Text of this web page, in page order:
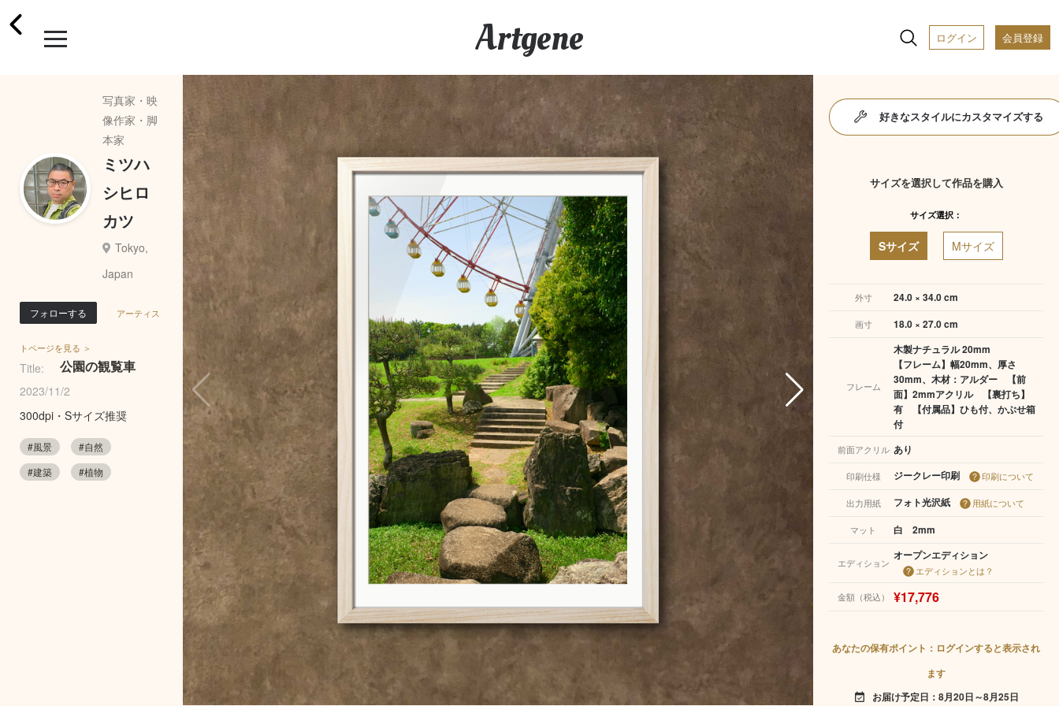
Artgene ログイン 会員登録
写真家・映
像作家・脚
本家
ミツハ
シヒロ
カツ
Tokyo,
Japan
フォローする アーティス
トページを見る ＞
Title: 公園の観覧車
2023/11/2
300dpi・Sサイズ推奨
#風景
#自然
#建築
#植物
好きなスタイルにカスタマイズする
サイズを選択して作品を購入
サイズ選択：
Sサイズ Mサイズ
外寸 24.0 × 34.0 cm
画寸 18.0 × 27.0 cm
フレーム
木製ナチュラル 20mm
【フレーム】幅20mm、厚さ
30mm、木材：アルダー 【前
面】2mmアクリル 【裏打ち】
有 【付属品】ひも付、かぶせ箱
付
前面アクリル あり
印刷仕様 ジークレー印刷 印刷について
出力用紙 フォト光沢紙 用紙について
マット 白 2mm
エディション
オープンエディション
エディションとは？
金額（税込） ¥17,776
あなたの保有ポイント：ログインすると表示され
ます
event_available お届け予定日：8月20日～8月25日